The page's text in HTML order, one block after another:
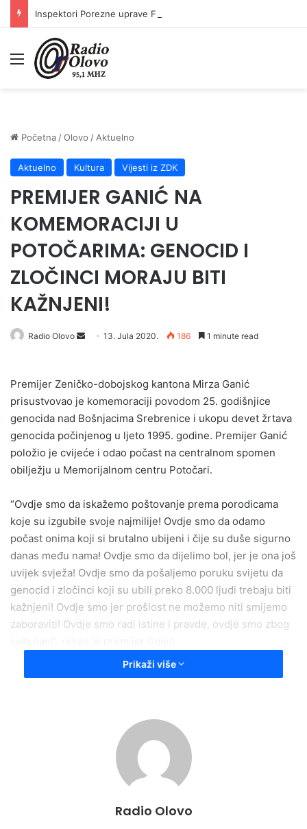
Meni
Početna /Olovo / Aktuelno
Aktuelno Kultura Vijesti iz ZDK
PREMIJER GANIĆ NA
KOMEMORACIJI U
POTOČARIMA: GENOCID I
ZLOČINCI MORAJU BITI
KAŽNJENI!
Radio Olovo
Send13. Jula 2020. 186 1 minute read
Premijer Zeničko-dobojskog kantona Mirza Ganić
prisustvovao je komemoraciji povodom 25. godišnjice
genocida nad Bošnjacima Srebrenice i ukopu devet žrtava
genocida počinjenog u ljeto 1995. godine. Premijer Ganić
položio je cvijeće i odao počast na centralnom spomen
obilježju u Memorijalnom centru Potočari.
“Ovdje smo da iskažemo poštovanje prema porodicama
koje su izgubile svoje najmilije! Ovdje smo da odamo
počast onima koji si brutalno ubijeni i čije su duše sigurno
danas među nama! Ovdje smo da dijelimo bol, jer je ona još
uvijek svježa! Ovdje smo da pošaljemo poruku svijetu da
genocid i zločinci koji su ubili preko 8.000 ljudi trebaju biti
kažnjeni! Ovdje smo jer prošlost ne možemo niti smijemo
zaboraviti! Ovdje smo radi istine i pravde, ovdje smo zbog
Press služba ZDK
Prikaži više
Radio Olovo